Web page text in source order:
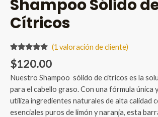
Shampoo Sólido
Cítricos
Valorado
5.00sobre
5 basado
en
1
puntuación
de cliente
(1 valoración de cliente)
$120.00
Nuestro Shampoo sólido de cítricos es la
para el cabello graso. Con una fórmula única
utiliza ingredientes naturales de alta calidad
esenciales puros de limón y naranja, esta